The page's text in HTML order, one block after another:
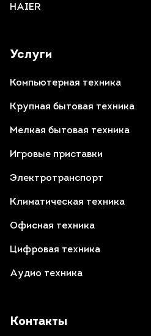
Контакты
Услуги
Компьютерная техника
Крупная бытовая техника
Мелкая бытовая техника
Игровые приставки
Электротранспорт
Климатическая техника
Офисная техника
Цифровая техника
Аудио техника
HAIER